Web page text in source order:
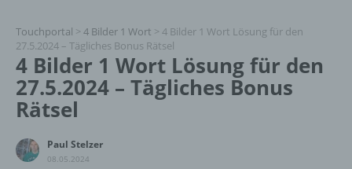
Touchportal > 4 Bilder 1 Wort > 4 Bilder 1 Wort Lösung für den
27.5.2024 – Tägliches Bonus Rätsel
4 Bilder 1 Wort Lösung für den
27.5.2024 – Tägliches Bonus
Rätsel
Paul Stelzer
08.05.2024